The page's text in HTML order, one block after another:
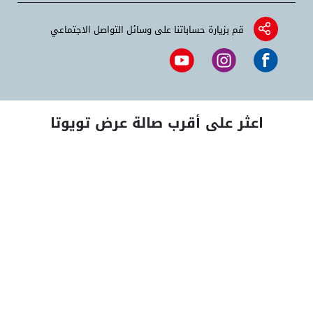
قم بزيارة حساباتنا على وسائل التواصل الاجتماعي
اعثر على أقرب صالة عرض تويوتا